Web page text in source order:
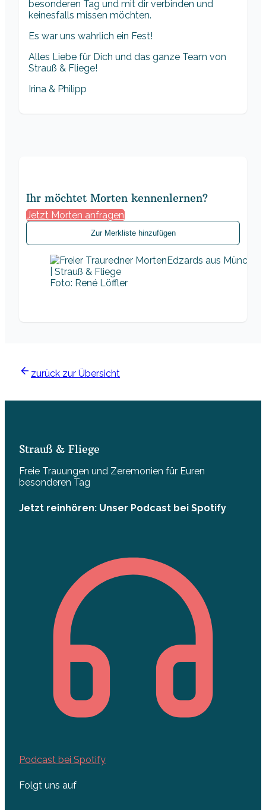
besonderen Tag und mit dir verbinden und
keinesfalls missen möchten.
Es war uns wahrlich ein Fest!
Alles Liebe für Dich und das ganze Team von
Strauß & Fliege!
Irina & Philipp
Ihr möchtet Morten kennenlernen?
Jetzt Morten anfragen
Zur Merkliste hinzufügen
Foto: René Löffler
zurück zur Übersicht
Strauß & Fliege
Freie Trauungen und Zeremonien für Euren
besonderen Tag
Jetzt reinhören: Unser Podcast bei Spotify
Podcast bei Spotify
Folgt uns auf